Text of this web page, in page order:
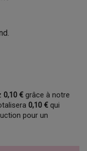
0,10 € grâce à notre
0,10 € qui
pour un